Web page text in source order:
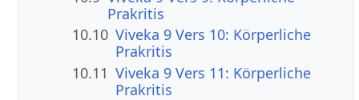
Prakritis
10.10 Viveka 9 Vers 10: Körperliche
Prakritis
10.11 Viveka 9 Vers 11: Körperliche
Prakritis